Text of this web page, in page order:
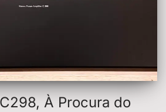
À Procura do